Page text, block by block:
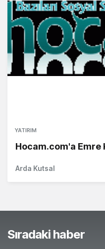
YATIRIM
Hocam.com'a
Arda Kutsal
Sıradaki haber